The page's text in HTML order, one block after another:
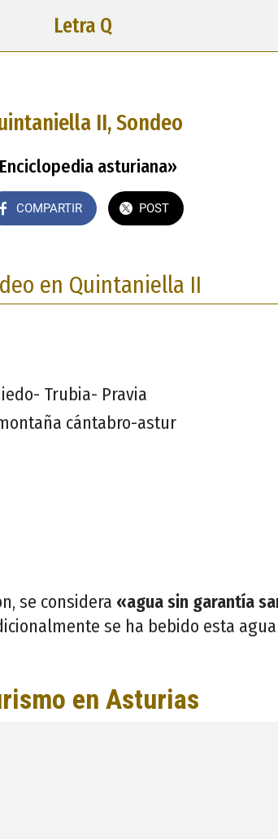
Letra Q
II, Sondeo
asturiana»
COMPARTIR POST
en Quintaniella II
Trubia- Pravia
cántabro-astur
se considera «agua sin garantía
se ha bebido esta